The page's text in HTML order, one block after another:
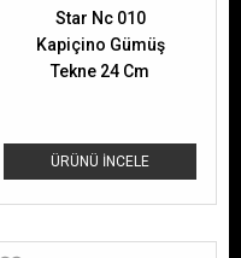
ÜRÜNÜ İNCELE
Star Nc 010
Kapiçino Gümüş
Tekne 24 Cm